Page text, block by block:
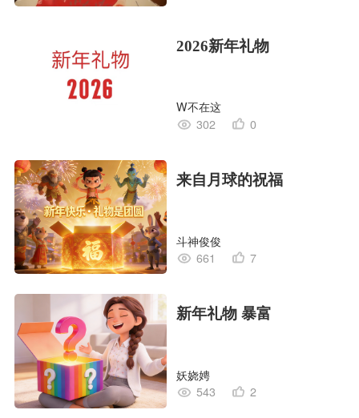
2026新年礼物
W不在这
302
0
来自月球的祝福
斗神俊俊
661
7
新年礼物 暴富
妖娆娉
543
2